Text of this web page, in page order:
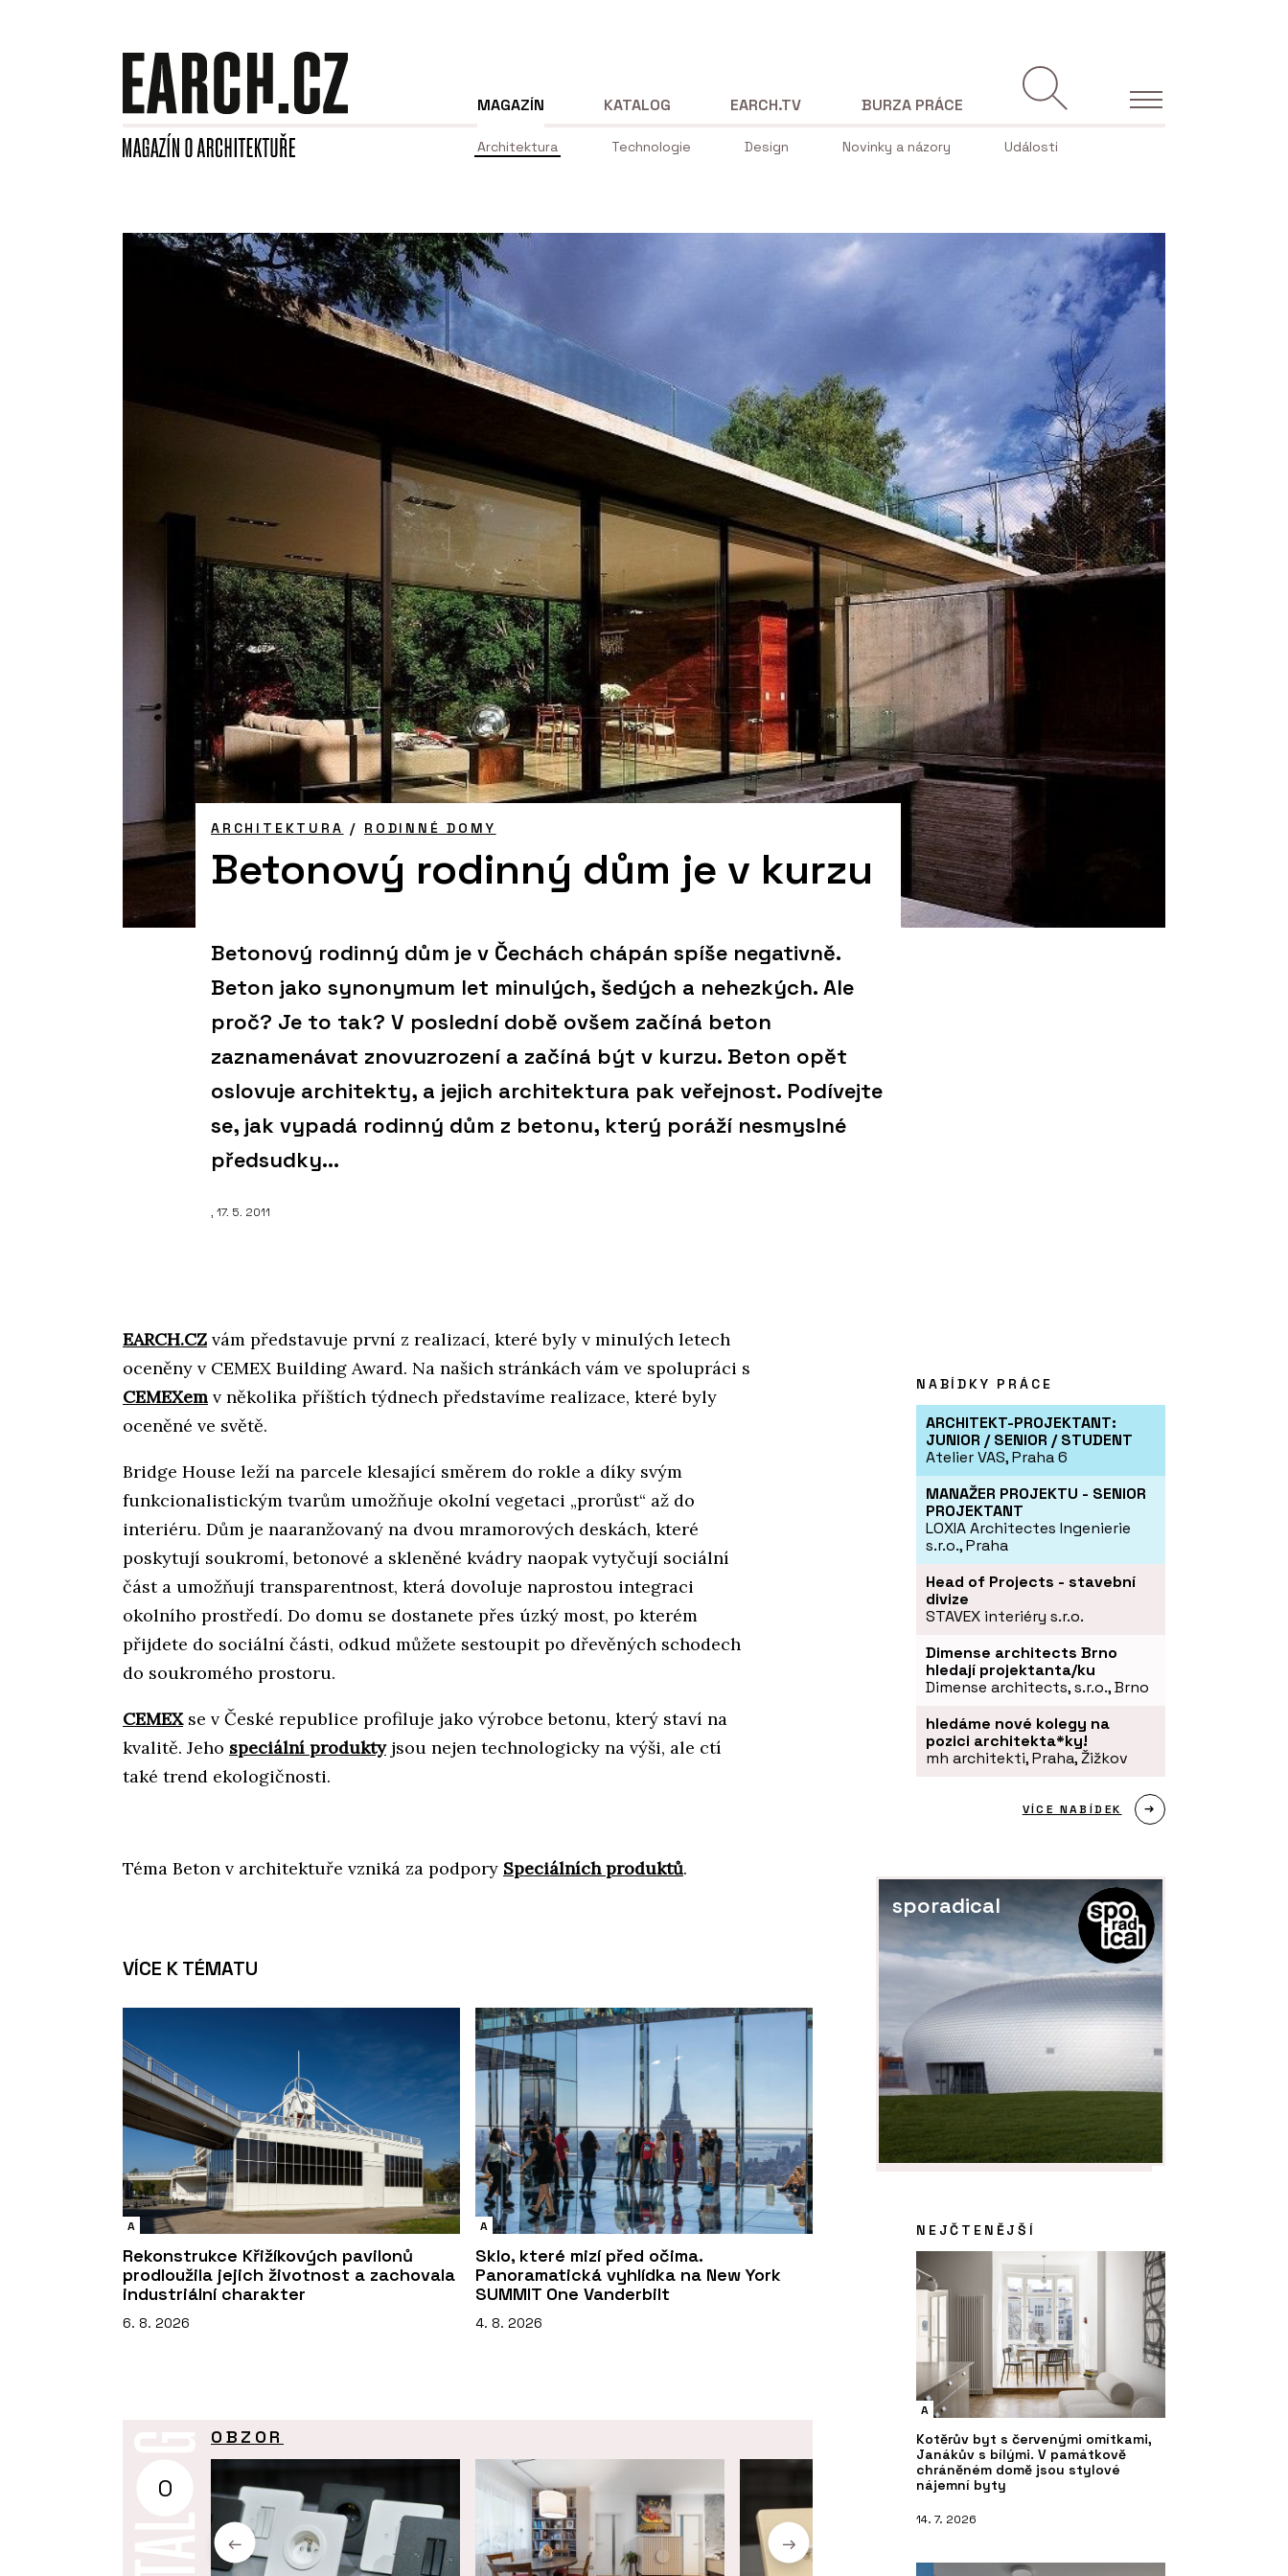
MAGAZÍN
Architektura Technologie Design Novinky a názory Události
KATALOG EARCH.TV BURZA PRÁCE
ARCHITEKTURA / RODINNÉ DOMY
Betonový rodinný dům je v kurzu
Betonový rodinný dům je v Čechách chápán spíše negativně.
Beton jako synonymum let minulých, šedých a nehezkých. Ale
proč? Je to tak? V poslední době ovšem začíná beton
zaznamenávat znovuzrození a začíná být v kurzu. Beton opět
oslovuje architekty, a jejich architektura pak veřejnost. Podívejte
se, jak vypadá rodinný dům z betonu, který poráží nesmyslné
předsudky...
, 17. 5. 2011
EARCH.CZ vám představuje první z realizací, které byly v minulých letech
oceněny v CEMEX Building Award. Na našich stránkách vám ve spolupráci s
CEMEXem v několika příštích týdnech představíme realizace, které byly
oceněné ve světě.
Bridge House leží na parcele klesající směrem do rokle a díky svým
funkcionalistickým tvarům umožňuje okolní vegetaci „prorůst“ až do
interiéru. Dům je naaranžovaný na dvou mramorových deskách, které
poskytují soukromí, betonové a skleněné kvádry naopak vytyčují sociální
část a umožňují transparentnost, která dovoluje naprostou integraci
okolního prostředí. Do domu se dostanete přes úzký most, po kterém
přijdete do sociální části, odkud můžete sestoupit po dřevěných schodech
do soukromého prostoru.
CEMEXse v České republice profiluje jako výrobce betonu, který staví na
kvalitě. Jeho speciální produktyjsou nejen technologicky na výši, ale ctí
také trend ekologičnosti.
Téma Beton v architektuře vzniká za podpory Speciálních produktů.
VÍCE K TÉMATU
A
Rekonstrukce Křižíkových pavilonů
prodloužila jejich životnost a zachovala
industriální charakter
6. 8. 2026
A
Sklo, které mizí před očima.
Panoramatická vyhlídka na New York
SUMMIT One Vanderbilt
4. 8. 2026
O
OBZOR
NABÍDKY PRÁCE
ARCHITEKT-PROJEKTANT:
JUNIOR / SENIOR / STUDENT
Atelier VAS, Praha 6
MANAŽER PROJEKTU - SENIOR
PROJEKTANT
LOXIA Architectes Ingenierie
s.r.o., Praha
Head of Projects - stavební
divize
STAVEX interiéry s.r.o.
Dimense architects Brno
hledají projektanta/ku
Dimense architects, s.r.o., Brno
hledáme nové kolegy na
pozici architekta*ky!
mh architekti, Praha, Žižkov
VÍCE NABÍDEK
sporadical
NEJČTENĚJŠÍ
A
Kotěrův byt s červenými omítkami,
Janákův s bílými. V památkově
chráněném domě jsou stylové
nájemní byty
14. 7. 2026